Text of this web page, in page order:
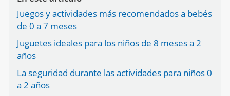
Juegos y actividades más recomendados a bebés
de 0 a 7 meses
Juguetes ideales para los niños de 8 meses a 2
años
La seguridad durante las actividades para niños 0
a 2 años